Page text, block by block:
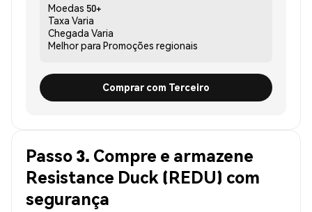
Moedas 50+
Taxa Varia
Chegada Varia
Melhor para Promoções regionais
Comprar com Terceiro
Passo 3. Compre e armazene
Resistance Duck (REDU) com
segurança